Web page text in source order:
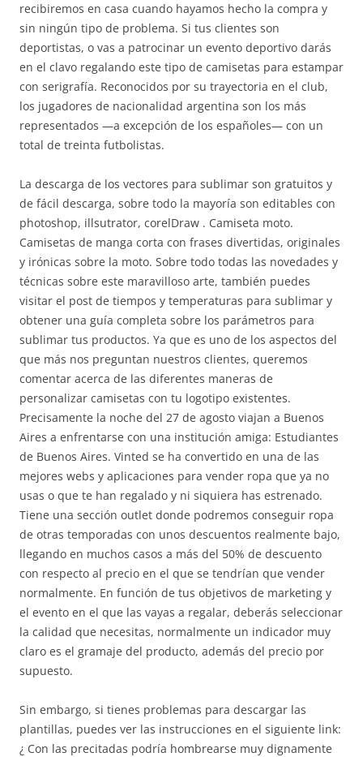
recibiremos en casa cuando hayamos hecho la compra y
sin ningún tipo de problema. Si tus clientes son
deportistas, o vas a patrocinar un evento deportivo darás
en el clavo regalando este tipo de camisetas para estampar
con serigrafía. Reconocidos por su trayectoria en el club,
los jugadores de nacionalidad argentina son los más
representados —a excepción de los españoles— con un
total de treinta futbolistas.
La descarga de los vectores para sublimar son gratuitos y
de fácil descarga, sobre todo la mayoría son editables con
photoshop, illsutrator, corelDraw . Camiseta moto.
Camisetas de manga corta con frases divertidas, originales
y irónicas sobre la moto. Sobre todo todas las novedades y
técnicas sobre este maravilloso arte, también puedes
visitar el post de tiempos y temperaturas para sublimar y
obtener una guía completa sobre los parámetros para
sublimar tus productos. Ya que es uno de los aspectos del
que más nos preguntan nuestros clientes, queremos
comentar acerca de las diferentes maneras de
personalizar camisetas con tu logotipo existentes.
Precisamente la noche del 27 de agosto viajan a Buenos
Aires a enfrentarse con una institución amiga: Estudiantes
de Buenos Aires. Vinted se ha convertido en una de las
mejores webs y aplicaciones para vender ropa que ya no
usas o que te han regalado y ni siquiera has estrenado.
Tiene una sección outlet donde podremos conseguir ropa
de otras temporadas con unos descuentos realmente bajo,
llegando en muchos casos a más del 50% de descuento
con respecto al precio en el que se tendrían que vender
normalmente. En función de tus objetivos de marketing y
el evento en el que las vayas a regalar, deberás seleccionar
la calidad que necesitas, normalmente un indicador muy
claro es el gramaje del producto, además del precio por
supuesto.
Sin embargo, si tienes problemas para descargar las
plantillas, puedes ver las instrucciones en el siguiente link:
¿ Con las precitadas podría hombrearse muy dignamente